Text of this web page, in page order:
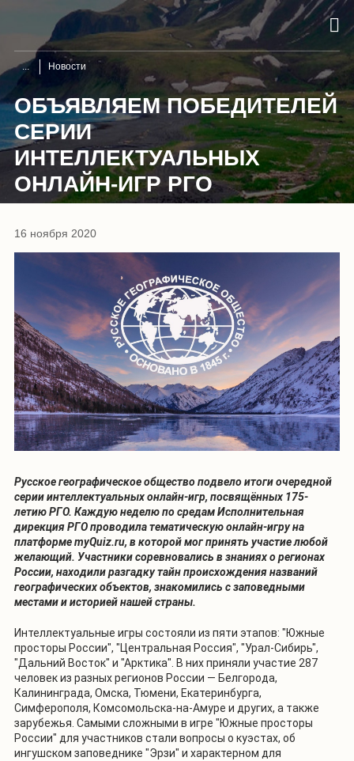
Новости
ОБЪЯВЛЯЕМ ПОБЕДИТЕЛЕЙ
СЕРИИ
ИНТЕЛЛЕКТУАЛЬНЫХ
ОНЛАЙН-ИГР РГО
16 ноября 2020
Русское географическое общество подвело итоги очередной
серии интеллектуальных онлайн-игр, посвящённых 175-
летию РГО. Каждую неделю по средам Исполнительная
дирекция РГО проводила тематическую онлайн-игру на
платформе myQuiz.ru, в которой мог принять участие любой
желающий. Участники соревновались в знаниях о регионах
России, находили разгадку тайн происхождения названий
географических объектов, знакомились с заповедными
местами и историей нашей страны.
Интеллектуальные игры состояли из пяти этапов: "Южные
просторы России", "Центральная Россия", "Урал-Сибирь",
"Дальний Восток" и "Арктика". В них приняли участие 287
человек из разных регионов России — Белгорода,
Калининграда, Омска, Тюмени, Екатеринбурга,
Симферополя, Комсомольска-на-Амуре и других, а также
зарубежья. Самыми сложными в игре "Южные просторы
России" для участников стали вопросы о куэстах, об
ингушском заповеднике "Эрзи" и характерном для